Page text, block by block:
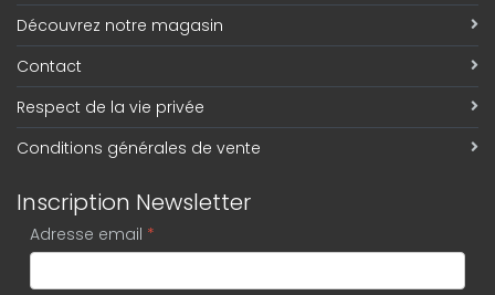
Découvrez notre magasin
Contact
Respect de la vie privée
Conditions générales de vente
Inscription Newsletter
Adresse email *